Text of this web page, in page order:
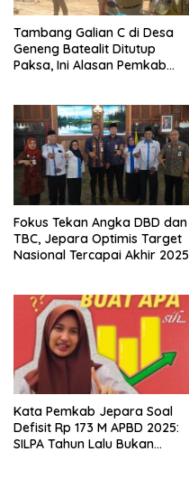
Tambang Galian C di Desa
Geneng Batealit Ditutup
Paksa, Ini Alasan Pemkab
Fokus Tekan Angka DBD dan
TBC, Jepara Optimis Target
Nasional Tercapai Akhir 2025
Kata Pemkab Jepara Soal
Defisit Rp 173 M APBD 2025:
SILPA Tahun Lalu Bukan